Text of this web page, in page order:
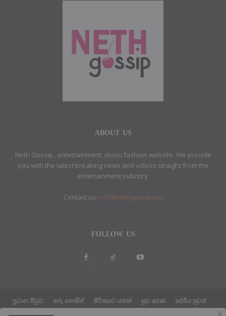
ABOUT US
Neth Gossip , entertainment, music fashion website. We provide
you with the latest breaking news and videos straight from the
entertainment industry.
Contact us: info@nethgossip.net
FOLLOW US
ප්‍රධාන පිටුව තරු ගොසිප් ජීවිතයට යමක් සුව අරණ
දේශිය පුවත්